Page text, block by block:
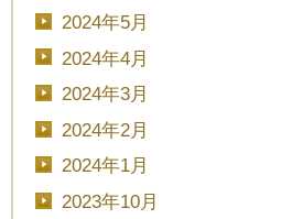
2024年5月
2024年4月
2024年3月
2024年2月
2024年1月
2023年10月